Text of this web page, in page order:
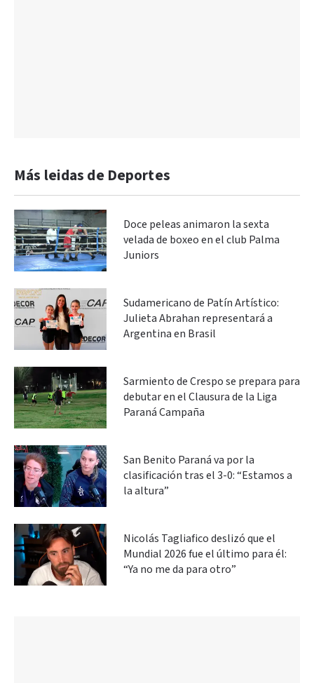
Más leidas de Deportes
Doce peleas animaron la sexta
velada de boxeo en el club Palma
Juniors
Sudamericano de Patín Artístico:
Julieta Abrahan representará a
Argentina en Brasil
Sarmiento de Crespo se prepara para
debutar en el Clausura de la Liga
Paraná Campaña
San Benito Paraná va por la
clasificación tras el 3-0: “Estamos a
la altura”
Nicolás Tagliafico deslizó que el
Mundial 2026 fue el último para él:
“Ya no me da para otro”